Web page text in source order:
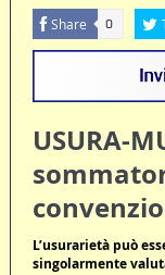
Share 0
USURA-
L’usurarietà può
singolarmente